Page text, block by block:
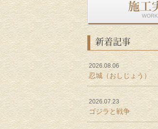
新着記事
2026.08.06
忍城（おしじょう）
2026.07.23
ゴジラと戦争